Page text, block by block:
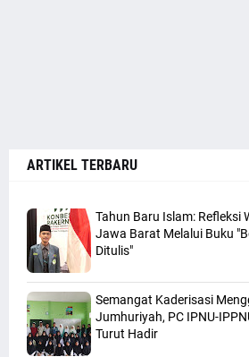
ARTIKEL TERBARU
Tahun Baru Islam: Refleksi
Jawa Barat Melalui Buku
Ditulis"
Semangat Kaderisasi
Jumhuriyah, PC IPNU-
Turut Hadir